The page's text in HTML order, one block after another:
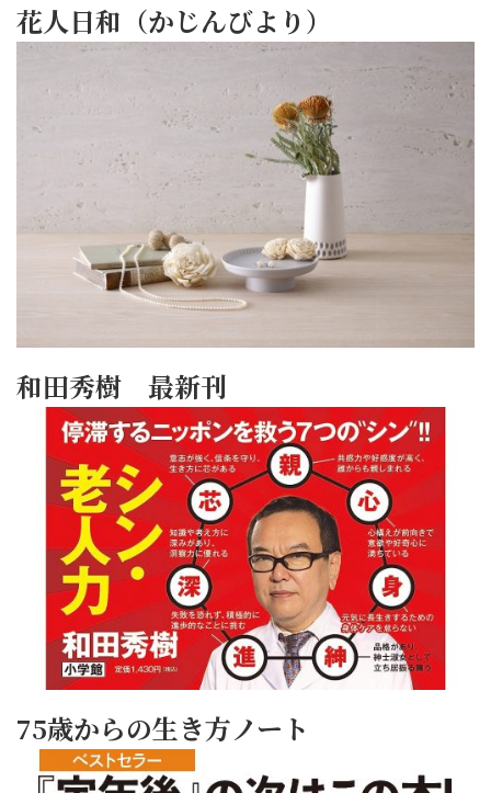
花人日和（かじんびより）
和田秀樹 最新刊
75歳からの生き方ノート